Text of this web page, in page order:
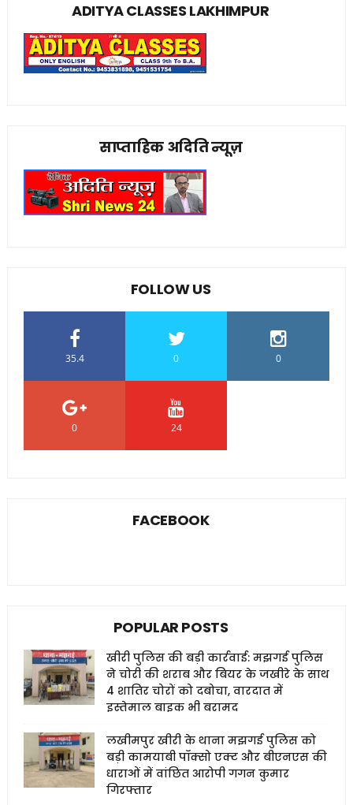
ADITYA CLASSES LAKHIMPUR
साप्ताहिक अदिति न्यूज़
FOLLOW US
35.4 0 0
0 24
FACEBOOK
POPULAR POSTS
खीरी पुलिस की बड़ी कार्रवाई: मझगई पुलिस
ने चोरी की शराब और बियर के जखीरे के साथ
4 शातिर चोरों को दबोचा, वारदात में
इस्तेमाल बाइक भी बरामद
लखीमपुर खीरी के थाना मझगई पुलिस को
बड़ी कामयाबी पॉक्सो एक्ट और बीएनएस की
धाराओं में वांछित आरोपी गगन कुमार
गिरफ्तार